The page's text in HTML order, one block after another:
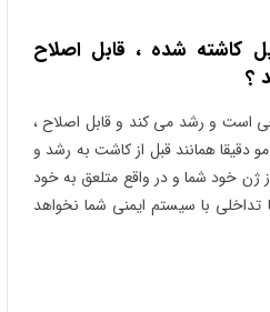
کاشته شده ، قابل اصلاح
؟
است و رشد می کند و قابل اصلاح ،
دقیقا همانند قبل از کاشت به رشد و
ژن خود شما و در واقع متلعق به خود
با سیستم ایمنی شما نخواهد